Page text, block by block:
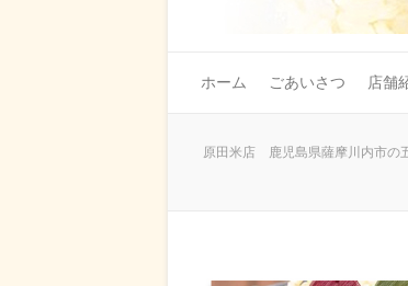
ホーム ごあいさつ 店舗
原田米店 鹿児島県薩摩川内市の